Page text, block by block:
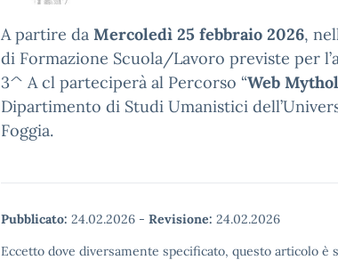
A partire da Mercoledì 25 febbraio 2026,
di Formazione Scuola/Lavoro previste per
3^ A cl parteciperà al Percorso “Web
Dipartimento di Studi Umanistici
Foggia.
Pubblicato: 24.02.2026 - Revisione: 24.02.2026
Eccetto dove diversamente specificato, questo articolo